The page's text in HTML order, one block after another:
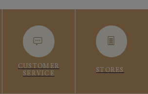
CUSTOMER
SERVICE
STORES